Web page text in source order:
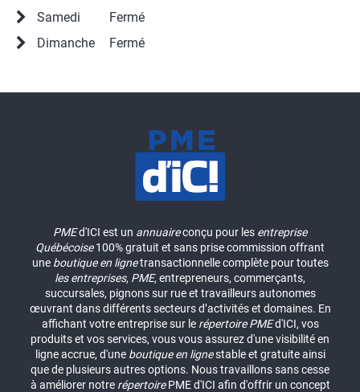
Samedi
Fermé
Dimanche
Fermé
PMEd'ICI est un annuaireconçu pour les entreprise
Québécoise100% gratuit et sans prise commission offrant
une boutique en lignetransactionnelle complète pour toutes
les entreprises, PME, entrepreneurs, commerçants,
succursales, pignons sur rue et travailleurs autonomes
œuvrant dans différents secteurs d’activités et domaines. En
affichant votre entreprise sur le répertoire PMEd'ICI, vos
produits et vos services, vous vous assurez d'une visibilité en
ligne accrue, d'une boutique en lignestable et gratuite ainsi
que de plusieurs autres options. Nous travaillons sans cesse
à améliorer notre répertoirePME d'ICI afin d'offrir un concept